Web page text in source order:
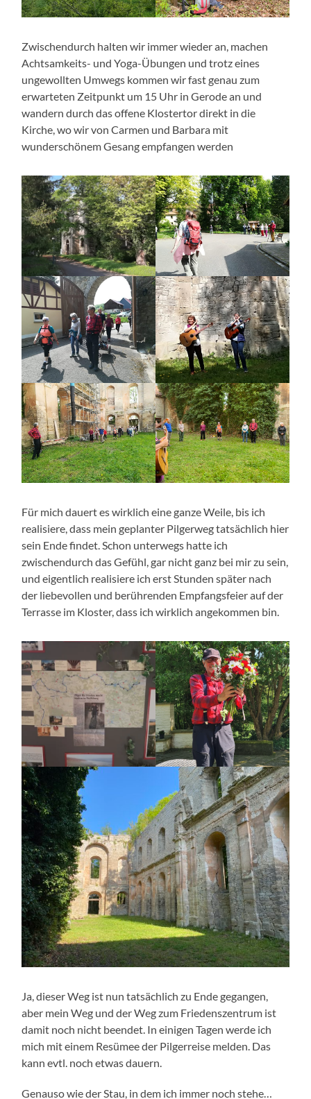
Zwischendurch halten wir immer wieder an, machen
Achtsamkeits- und Yoga-Übungen und trotz eines
ungewollten Umwegs kommen wir fast genau zum
erwarteten Zeitpunkt um 15 Uhr in Gerode an und
wandern durch das offene Klostertor direkt in die
Kirche, wo wir von Carmen und Barbara mit
wunderschönem Gesang empfangen werden
Für mich dauert es wirklich eine ganze Weile, bis ich
realisiere, dass mein geplanter Pilgerweg tatsächlich hier
sein Ende findet. Schon unterwegs hatte ich
zwischendurch das Gefühl, gar nicht ganz bei mir zu sein,
und eigentlich realisiere ich erst Stunden später nach
der liebevollen und berührenden Empfangsfeier auf der
Terrasse im Kloster, dass ich wirklich angekommen bin.
Ja, dieser Weg ist nun tatsächlich zu Ende gegangen,
aber mein Weg und der Weg zum Friedenszentrum ist
damit noch nicht beendet. In einigen Tagen werde ich
mich mit einem Resümee der Pilgerreise melden. Das
kann evtl. noch etwas dauern.
Genauso wie der Stau, in dem ich immer noch stehe…